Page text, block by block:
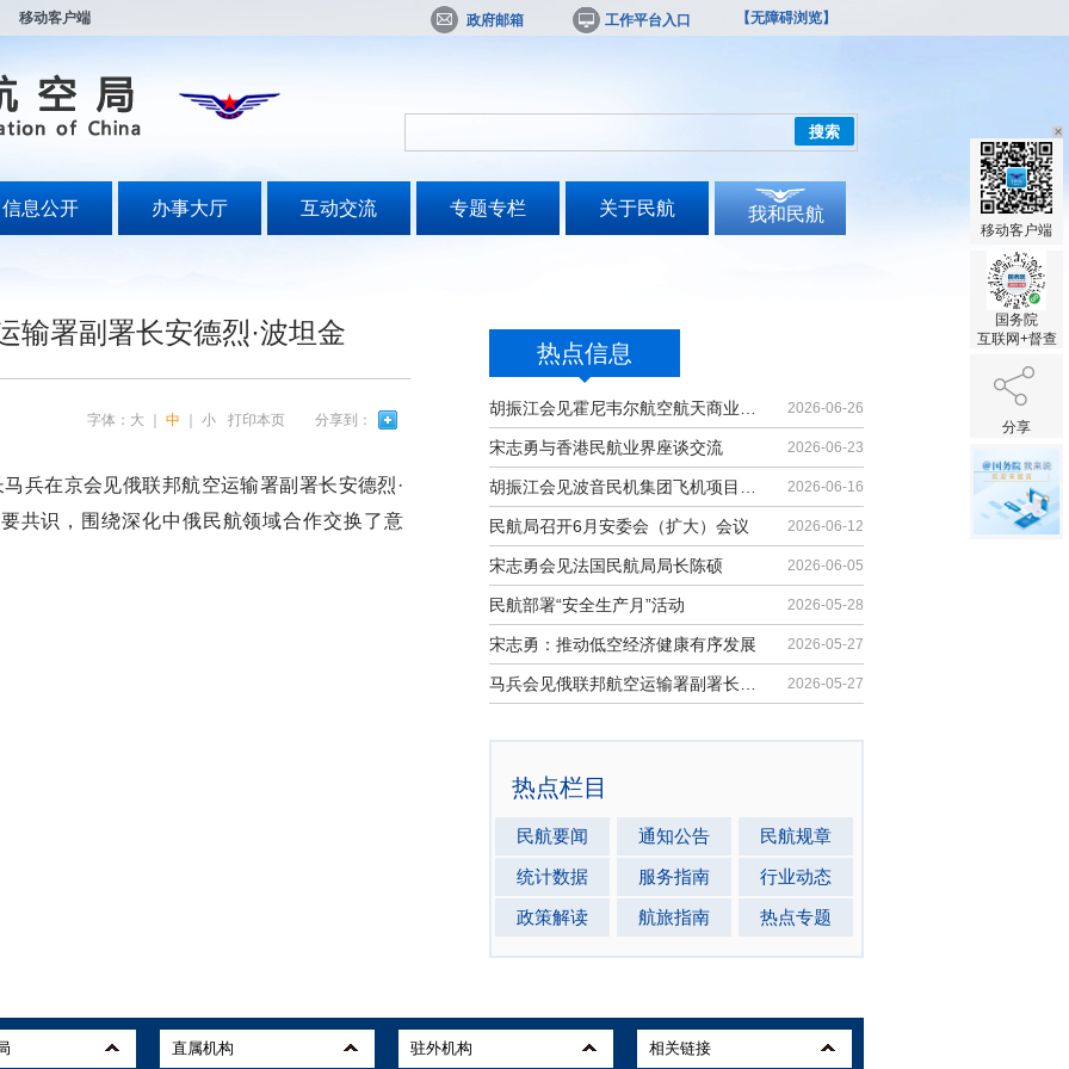
移动客户端 政府邮箱 工作平台入口 【无障碍浏览】
搜索
信息公开 办事大厅 互动交流 专题专栏 关于民航 我和民航
热点信息
2026-06-26
宋志勇与香港民航业界座谈交流 2026-06-23
2026-06-16
民航局召开6月安委会（扩大）会议 2026-06-12
宋志勇会见法国民航局局长陈硕 2026-06-05
民航部署“安全生产月”活动 2026-05-28
宋志勇：推动低空经济健康有序发展 2026-05-27
2026-05-27
热点栏目
民航要闻 通知公告
民航规章
统计数据
服务指南
行业动态
政策解读
航旅指南 热点专题
输署副署长安德烈·波坦金
分享到：
打印本页
字体： 大 中 小
在京会见俄联邦航空运输署副署长安德烈·
共识，围绕深化中俄民航领域合作交换了意
移动客户端
国务院
互联网+督查
分享